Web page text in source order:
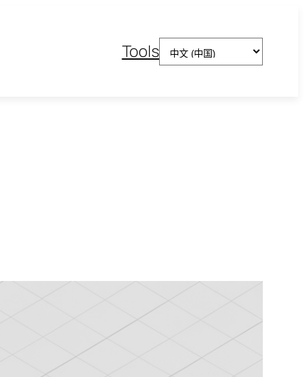
Tools选
择